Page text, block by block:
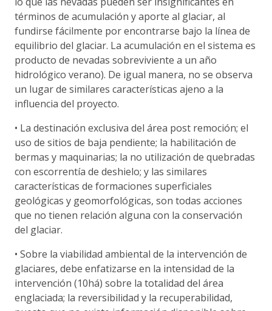
términos de acumulación y aporte al glaciar, al
fundirse fácilmente por encontrarse bajo la línea de
equilibrio del glaciar. La acumulación en el sistema es
producto de nevadas sobreviviente a un año
hidrológico verano). De igual manera, no se observa
un lugar de similares características ajeno a la
influencia del proyecto.
• La destinación exclusiva del área post remoción; el
uso de sitios de baja pendiente; la habilitación de
bermas y maquinarias; la no utilización de quebradas
con escorrentía de deshielo; y las similares
características de formaciones superficiales
geológicas y geomorfológicas, son todas acciones
que no tienen relación alguna con la conservación
del glaciar.
• Sobre la viabilidad ambiental de la intervención de
glaciares, debe enfatizarse en la intensidad de la
intervención (10há) sobre la totalidad del área
englaciada; la reversibilidad y la recuperabilidad,